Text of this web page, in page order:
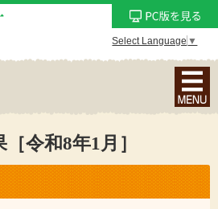
Select Language ▼
ナ
ビ
ョ
ン
令和8年1月］